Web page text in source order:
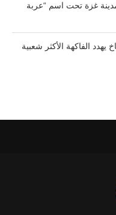
غزة تحت اسم “عربة
يهدد الفاكهة الأكثر شعبية